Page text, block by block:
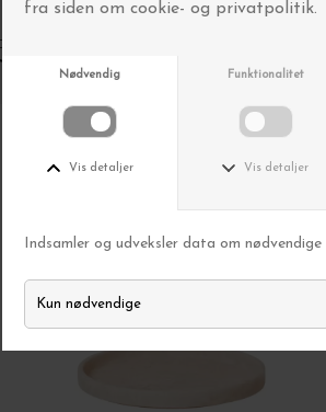
ikke i forvejen nedsatte varer.
Ingen spam - Det lover vi.
ditprivatlivseriøst. Du kan altid afmelde dig